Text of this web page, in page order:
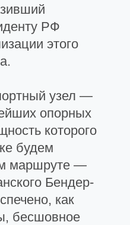
РФ
этого
узел —
опорных
которого
будем
маршруте —
Бендер-
как
бесшовное